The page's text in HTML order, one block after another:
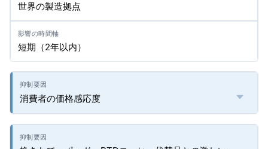
世界の製造拠点
短期（2年以内）
消費者の価格感応度